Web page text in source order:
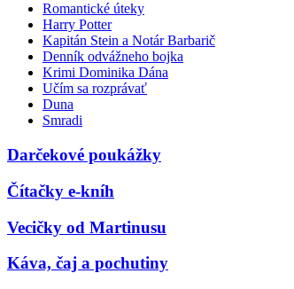
Romantické úteky
Harry Potter
Kapitán Stein a Notár Barbarič
Denník odvážneho bojka
Krimi Dominika Dána
Učím sa rozprávať
Duna
Smradi
Darčekové poukážky
Čítačky e-kníh
Vecičky od Martinusu
Káva, čaj a pochutiny